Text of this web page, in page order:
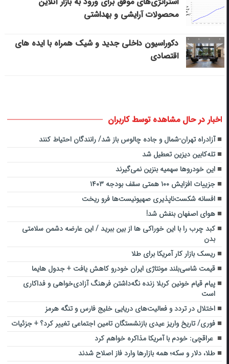
محصولات آرایشی و بهداشتی
دکوراسیون داخلی جدید و شیک همراه با ایده های
اقتصادی
اخبار در حال مشاهده توسط کاربران
آزادراه تهران-شمال و جاده چالوس باز شد/ رانندگان احتیاط کنند
تله‌کابین دیزین تعطیل شد
این خودروها سهمیه بنزین نمی‌گیرند
جزییات افزایش ۱۰۰ همتی سقف بودجه ۱۴۰۳
افسانه شکست‌ناپذیری صهیونیست‌ها فرو ریخت
هوای اصفهان بنفش شد!
کبد چرب را با این خوراکی ها از بین ببرید / این عارضه دشمن سلامتی
بدن
ریسک بازار کار آمریکا برای طلا
قیمت شاسی‌بلند مونتاژی ایران خودرو کاهش یافت + جدول هایما
پیام قیام خونین کربلا زنده نگه‌داشتن فرهنگ آزادی‌خواهی و فداکاری
است
اختلال در تردد و فعالیت‌های دریایی خلیج فارس و تنگه هرمز
فوری/ تاریخ واریز عیدی بازنشستگان تامین اجتماعی تغییر کرد؟ + جزئیات
عراقچی: خودم با آمریکا مذاکره خواهم کرد
طلا، دلار و سکه؛ همه بازارها وارد فاز اصلاح شدند